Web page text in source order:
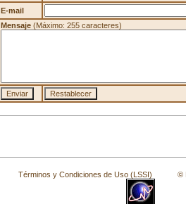
E-mail
Mensaje (Máximo: 255 caracteres)
Términos y Condiciones de Uso (LSSI) © La